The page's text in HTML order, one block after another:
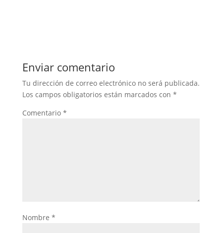
Enviar comentario
Tu dirección de correo electrónico no será publicada.
Los campos obligatorios están marcados con *
Comentario *
Nombre *